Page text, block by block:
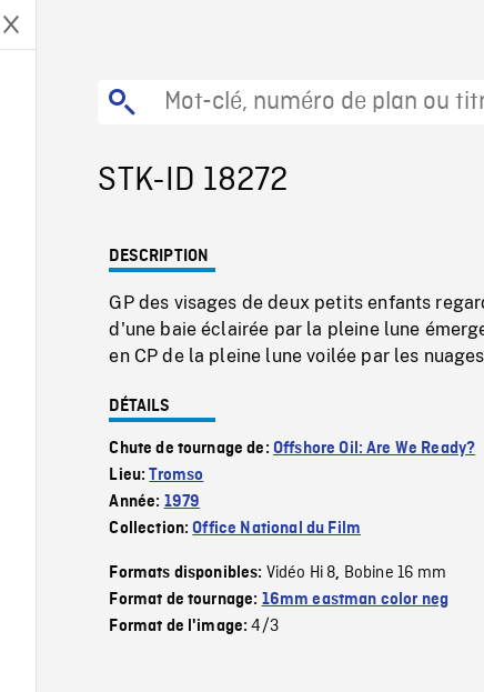
STK-ID 18272
DESCRIPTION
GP des visages de deux petits enfants
d'une baie éclairée par la pleine lune
en CP de la pleine lune voilée par les
DÉTAILS
Chute de tournage de: Offshore Oil: Are We Ready?
Lieu:Tromso
Année: 1979
Collection:Office National du Film
Formats disponibles: Vidéo Hi 8, Bobine 16 mm
Format de tournage: 16mm eastman color neg
Format de l'image:4/3